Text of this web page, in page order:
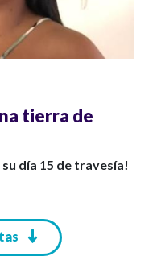
tierra de
día 15 de travesía!